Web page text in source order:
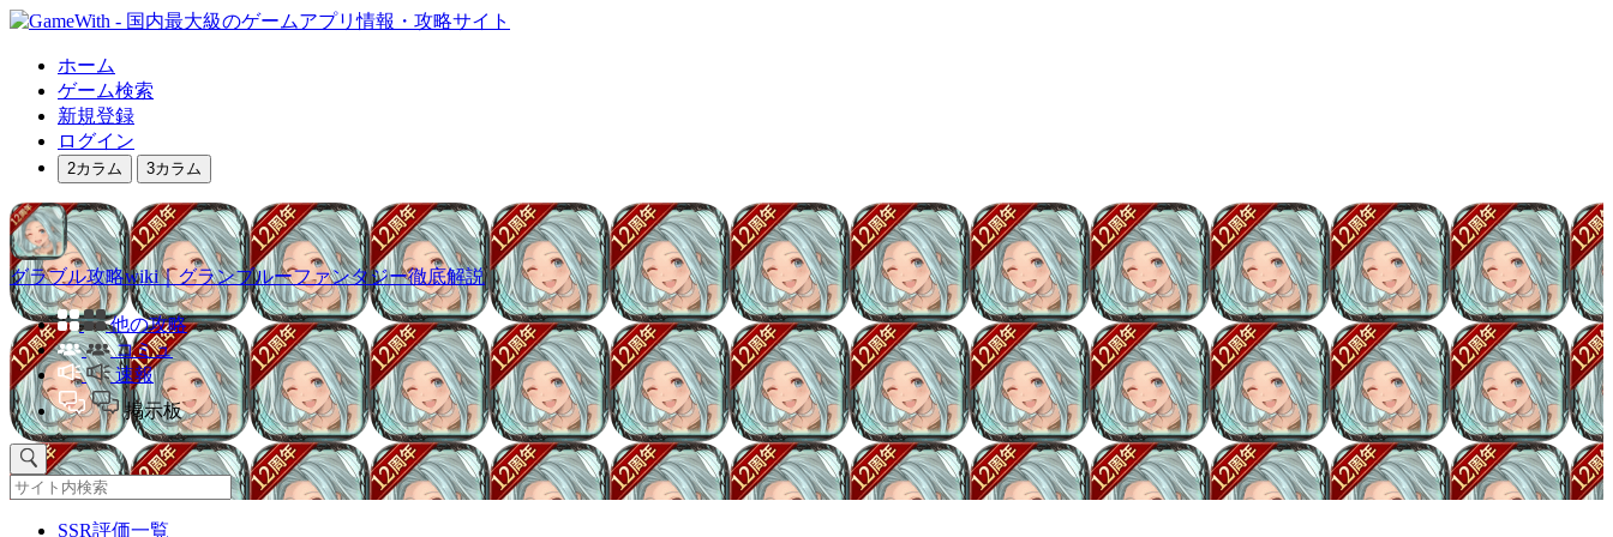
ホーム
ゲーム検索
新規登録
ログイン
2カラム 3カラム
グラブル攻略wiki｜グランブルーファンタジー徹底解説
他の攻略
コミュ
速報
掲示板
SSR評価一覧